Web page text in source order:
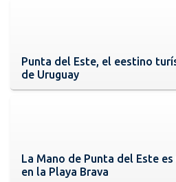
Punta del Este, el eestino
de Uruguay
La Mano de Punta del Este
en la Playa Brava